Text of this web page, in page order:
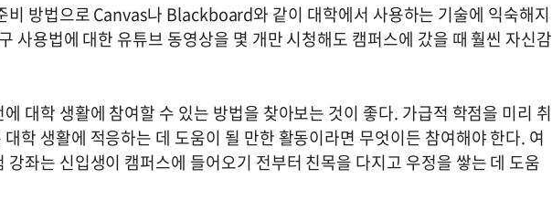
비 방법으로 Canvas나 Blackboard와 같이 대학에서 사용하는 기술에 익숙해지
사용법에 대한 유튜브 동영상을 몇 개만 시청해도 캠퍼스에 갔을 때 훨씬 자신감
대학 생활에 참여할 수 있는 방법을 찾아보는 것이 좋다. 가급적 학점을 미리 취
학 생활에 적응하는 데 도움이 될 만한 활동이라면 무엇이든 참여해야 한다. 여
강좌는 신입생이 캠퍼스에 들어오기 전부터 친목을 다지고 우정을 쌓는 데 도움